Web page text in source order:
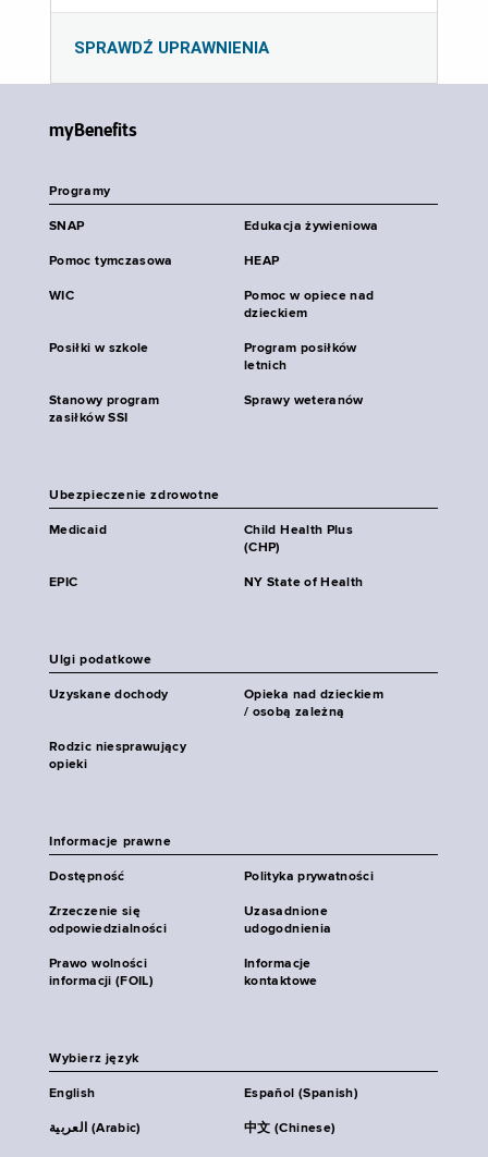
SPRAWDŹ UPRAWNIENIA
myBenefits
Programy
SNAP Edukacja żywieniowa
Pomoc tymczasowa HEAP
WIC
Pomoc w opiece nad
dzieckiem
Posiłki w szkole
Program posiłków
letnich
Stanowy program
zasiłków SSI
Sprawy weteranów
Ubezpieczenie zdrowotne
Medicaid
Child Health Plus
(CHP)
EPIC NY State of Health
Ulgi podatkowe
Uzyskane dochody
Opieka nad dzieckiem
/ osobą zależną
Rodzic niesprawujący
opieki
Informacje prawne
Dostępność Polityka prywatności
Zrzeczenie się
odpowiedzialności
Uzasadnione
udogodnienia
Prawo wolności
informacji (FOIL)
Informacje
kontaktowe
Wybierz język
English Español (Spanish)
العربية (Arabic) 中文 (Chinese)